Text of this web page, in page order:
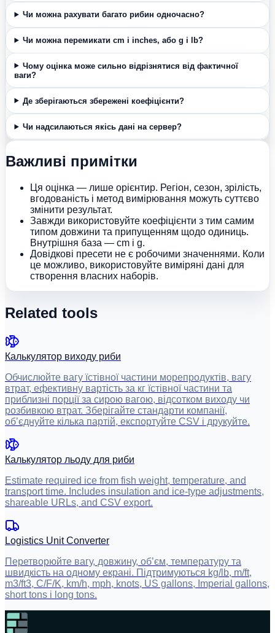
Чи можна рахувати багато рибин одночасно?
Чи можна перемикати cm і inches, або g і lb?
Чому оцінка може сильно відрізнятися від фактичної
ваги?
Де зберігаються збережені коефіцієнти?
Чи надсилаються якісь дані на сервер?
Важливі примітки
Ця оцінка — лише орієнтир. Регіон, сезон, зрілість,
вгодованість і метод вимірювання можуть суттєво
змінити результат.
Завжди використовуйте коефіцієнти з тим самим
типом довжини та припущенням щодо одиниць.
Внутрішня база — cm і g.
Довідкові пресети не є робочими значеннями. Коли
це можливо, використовуйте виміряні дані для
створення власних наборів.
Related tools
Калькулятор виходу риби
Обчислюйте вагу їстівної частини морепродуктів, вагу
втрат, ефективну вартість за кг їстівної частини та
приблизні порції за сирою вагою, відсотком виходу чи
розбивкою втрат. Зберігайте стандарти компанії,
об’єднуйте кілька партій, експортуйте CSV і друкуйте.
Калькулятор льоду для риби
Estimate required ice from fish weight, temperature, and
transport time. Includes insulation and ice-type adjustments,
shareable URLs, and CSV export.
Logistics Unit Converter
Перетворюйте вагу, довжину, об’єм, температуру та
швидкість на одному екрані. Підтримуються kg/lb, m/ft,
m3/ft3, C/F/K, km/h, mph, knots, US gallons, Imperial gallons,
short tons і long tons.